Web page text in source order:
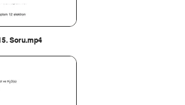
Soru.mp4